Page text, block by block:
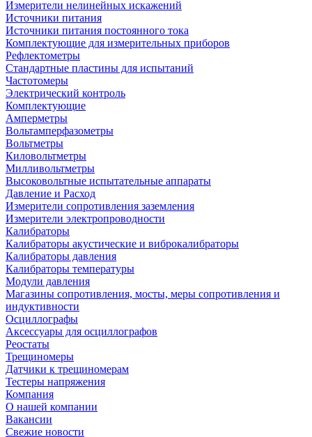
Измерители нелинейных искажений
Источники питания
Источники питания постоянного тока
Комплектующие для измерительных приборов
Рефлектометры
Стандартные пластины для испытаний
Частотомеры
Электрический контроль
Комплектующие
Амперметры
Вольтамперфазометры
Вольтметры
Киловольтметры
Милливольтметры
Высоковольтные испытательные аппараты
Давление и Расход
Измерители сопротивления заземления
Измерители электропроводности
Калибраторы
Калибраторы акустические и виброкалибраторы
Калибраторы давления
Калибраторы температуры
Модули давления
Магазины сопротивления, мосты, меры сопротивления и
индуктивности
Осциллографы
Аксессуары для осциллографов
Реостаты
Трещиномеры
Датчики к трещиномерам
Тестеры напряжения
Компания
О нашей компании
Вакансии
Свежие новости